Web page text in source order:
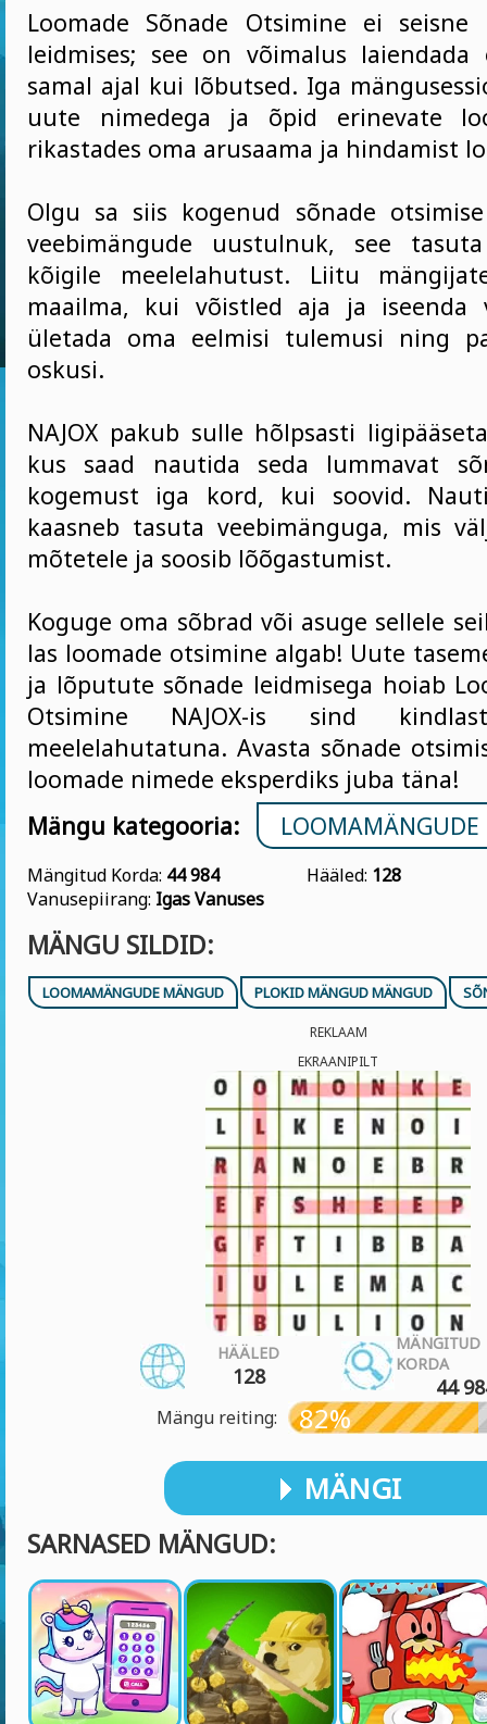
Loomade Sõnade Otsimine ei
leidmises; see on võimalus laiendada
samal ajal kui lõbutsed. Iga
uute nimedega ja õpid erinevate
rikastades oma arusaama ja hindamist
Olgu sa siis kogenud sõnade
veebimängude uustulnuk, see
kõigile meelelahutust. Liitu
maailma, kui võistled aja ja iseenda
ületada oma eelmisi tulemusi ning
oskusi.
NAJOX pakub sulle hõlpsasti
kus saad nautida seda lummavat
kogemust iga kord, kui soovid.
kaasneb tasuta veebimänguga, mis
mõtetele ja soosib lõõgastumist.
Koguge oma sõbrad või asuge sellele
las loomade otsimine algab! Uute
ja lõputute sõnade leidmisega hoiab
Otsimine NAJOX-is sind
meelelahutatuna. Avasta sõnade
loomade nimede eksperdiks juba täna!
Mängu kategooria:
Mängitud Korda: 44 984 Hääled: 128
Vanusepiirang: Igas Vanuses
MÄNGU SILDID:
LOOMAMÄNGUDE MÄNGUD PLOKID MÄNGUD MÄNGUD
REKLAAM
EKRAANIPILT
HÄÄLED
128
MÄNGITUD
KORDA
44
Mängu reiting: 82%
MÄNGI
SARNASED MÄNGUD: